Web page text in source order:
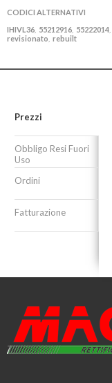
CODICI ALTERNATIVI
IHIVL36 55212916 55222014
revisionato rebuilt
Prezzi
Obbligo Resi Fuori
Uso
Ordini
Fatturazione